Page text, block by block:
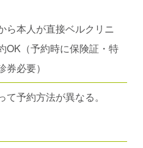
ら本人が直接ベルクリニ
OK（予約時に保険証・特
券必要）
て予約方法が異なる。